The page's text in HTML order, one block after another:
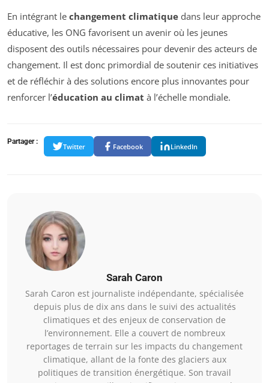
En intégrant le changement climatique dans leur approche
éducative, les ONG favorisent un avenir où les jeunes
disposent des outils nécessaires pour devenir des acteurs de
changement. Il est donc primordial de soutenir ces initiatives
et de réfléchir à des solutions encore plus innovantes pour
renforcer l’éducation au climat à l’échelle mondiale.
Partager :
Twitter Facebook LinkedIn
Sarah Caron
Sarah Caron est journaliste indépendante, spécialisée
depuis plus de dix ans dans le suivi des actualités
climatiques et des enjeux de conservation de
l’environnement. Elle a couvert de nombreux
reportages de terrain sur les impacts du changement
climatique, allant de la fonte des glaciers aux
politiques de transition énergétique. Son travail